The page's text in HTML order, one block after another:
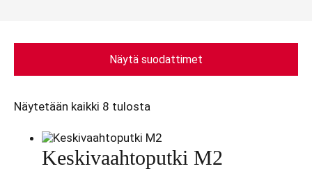
Näytä suodattimet
Näytetään kaikki 8 tulosta
Keskivaahtoputki M2